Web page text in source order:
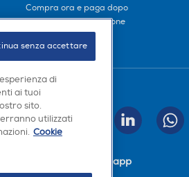
Compra ora e paga dopo
Consegna e Installazione
Seguici sui social
Scarica la nostra app
di
ai tuoi
sito.
utilizzati
Cookie
senza accettare